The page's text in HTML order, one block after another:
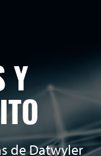
Y
de Datwyler